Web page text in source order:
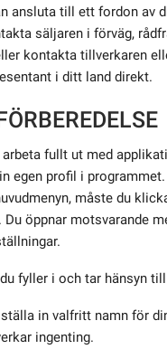
ansluta till ett fordon av
säljaren i förväg,
kontakta tillverkaren
i ditt land direkt.
arbeta fullt ut med
egen profil i
måste du
öppnar motsvarande
fyller i och tar hänsyn
ställa in valfritt namn för
ingenting.